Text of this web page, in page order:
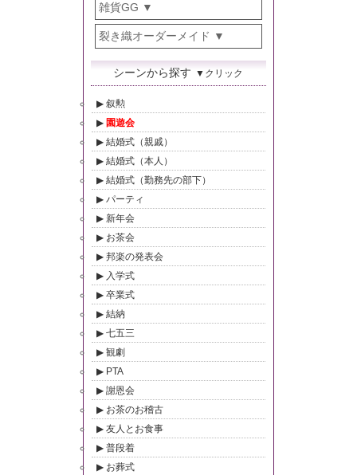
雑貨GG
裂き織オーダーメイド
シーンから探す ▼クリック
叙勲
園遊会
結婚式（親戚）
結婚式（本人）
結婚式（勤務先の部下）
パーティ
新年会
お茶会
邦楽の発表会
入学式
卒業式
結納
七五三
観劇
PTA
謝恩会
お茶のお稽古
友人とお食事
普段着
お葬式